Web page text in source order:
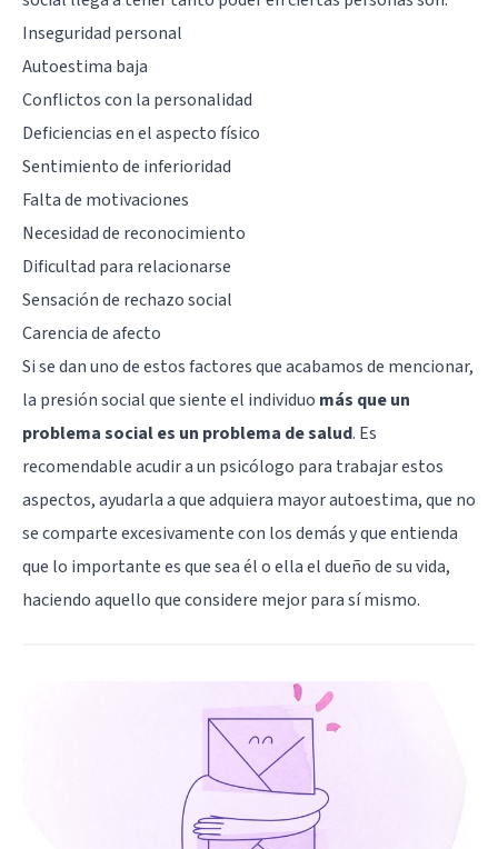
Inseguridad personal
Autoestima baja
Conflictos con la personalidad
Deficiencias en el aspecto físico
Sentimiento de inferioridad
Falta de motivaciones
Necesidad de reconocimiento
Dificultad para relacionarse
Sensación de rechazo social
Carencia de afecto
Si se dan uno de estos factores que acabamos de mencionar,
la presión social que siente el individuo más que un
problema social es un problema de salud. Es
recomendable acudir a un psicólogo para trabajar estos
aspectos, ayudarla a que adquiera mayor autoestima, que no
se comparte excesivamente con los demás y que entienda
que lo importante es que sea él o ella el dueño de su vida,
haciendo aquello que considere mejor para sí mismo.